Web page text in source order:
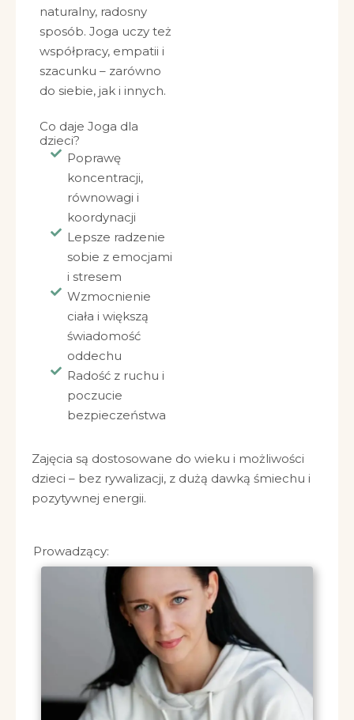
naturalny, radosny
sposób. Joga uczy też
współpracy, empatii i
szacunku – zarówno
do siebie, jak i innych.
Co daje Joga dla
dzieci?
Poprawę
koncentracji,
równowagi i
koordynacji
Lepsze radzenie
sobie z emocjami
i stresem
Wzmocnienie
ciała i większą
świadomość
oddechu
Radość z ruchu i
poczucie
bezpieczeństwa
Zajęcia są dostosowane do wieku i możliwości
dzieci – bez rywalizacji, z dużą dawką śmiechu i
pozytywnej energii.
Prowadzący: